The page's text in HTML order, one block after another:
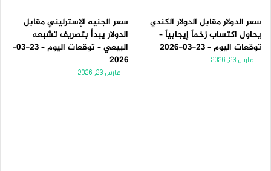
سعر الدولار مقابل الدولار الكندي
يحاول اكتساب زخماً إيجابياً –
توقعات اليوم – 23-03-2026
مارس 23, 2026
سعر الجنيه الإسترليني مقابل
الدولار يبدأ بتصريف تشبعه
البيعي – توقعات اليوم – 23-03-
2026
مارس 23, 2026